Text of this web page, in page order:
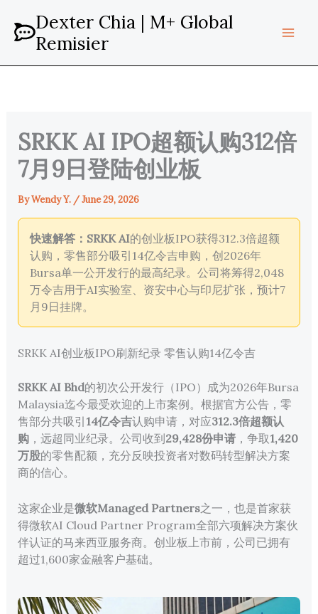
content
Dexter Chia | M+ Global
Remisier
SRKK AI IPO超额认购312倍
7月9日登陆创业板
ByWendy Y. /June 29, 2026
快速解答： SRKK AI的创业板IPO获得312.3倍超额
认购，零售部分吸引14亿令吉申购，创2026年
Bursa单一公开发行的最高纪录。公司将筹得2,048
万令吉用于AI实验室、资安中心与印尼扩张，预计7
月9日挂牌。
SRKK AI创业板IPO刷新纪录 零售认购14亿令吉
SRKK AI Bhd的初次公开发行（IPO）成为2026年Bursa
Malaysia迄今最受欢迎的上市案例。根据官方公告，零
售部分共吸引 14亿令吉认购申请，对应312.3倍超额认
购，远超同业纪录。公司收到29,428份申请，争取1,420
万股的零售配额，充分反映投资者对数码转型解决方案
商的信心。
这家企业是微软Managed Partners之一，也是首家获
得微软AI Cloud Partner Program全部六项解决方案伙
伴认证的马来西亚服务商。创业板上市前，公司已拥有
超过1,600家金融客户基础。